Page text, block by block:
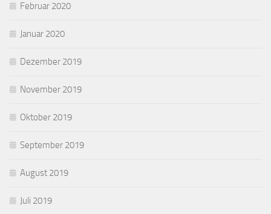
Februar 2020
Januar 2020
Dezember 2019
November 2019
Oktober 2019
September 2019
August 2019
Juli 2019